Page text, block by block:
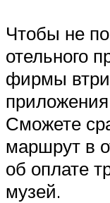
Чтобы не
отельного
фирмы
Сможете
маршрут в
об оплате
музей.